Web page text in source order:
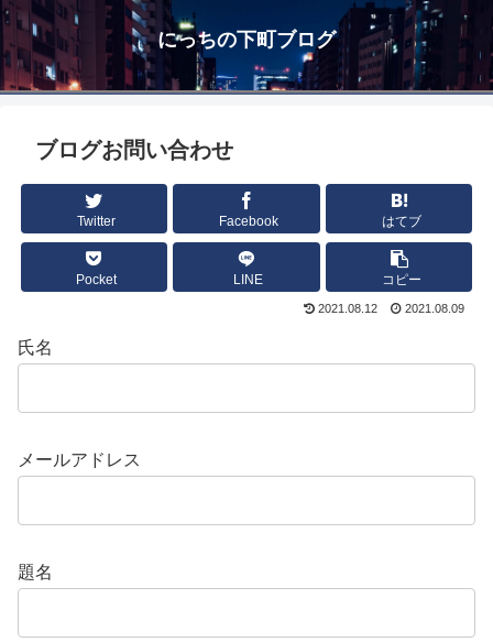
にっちの下町ブログ
ブログお問い合わせ
Twitter Facebook はてブ
Pocket LINE コピー
2021.08.12 2021.08.09
氏名
メールアドレス
題名